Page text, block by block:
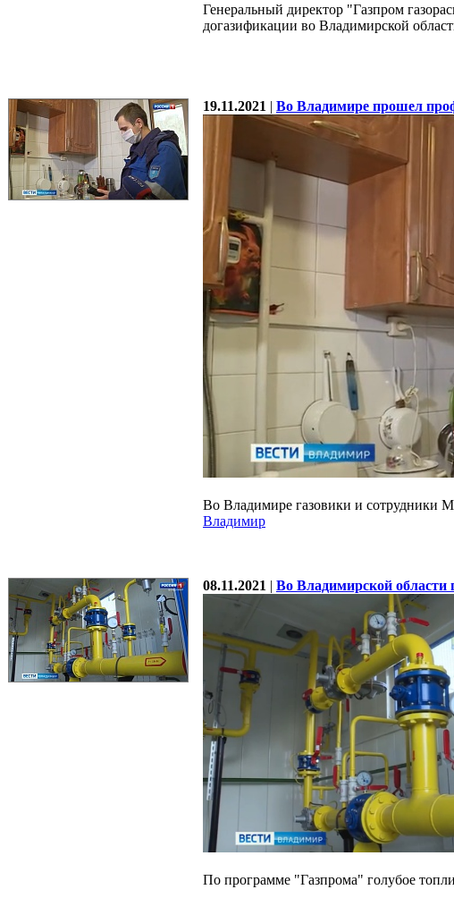
Генеральный директор "Газпром
догазификации во Владимирской
19.11.2021 | Во Владимире прошел
Во Владимире газовики и сотрудники
Владимир
08.11.2021 | Во Владимирской области
По программе "Газпрома" голубое